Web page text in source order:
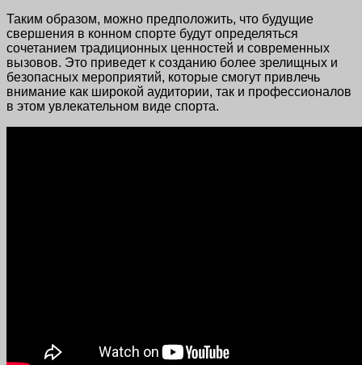
Таким образом, можно предположить, что будущие
свершения в конном спорте будут определяться
сочетанием традиционных ценностей и современных
вызовов. Это приведет к созданию более зрелищных и
безопасных мероприятий, которые смогут привлечь
внимание как широкой аудитории, так и профессионалов
в этом увлекательном виде спорта.